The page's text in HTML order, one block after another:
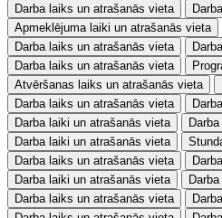
Darba laiks un atrašanās vieta
Apmeklējuma laiki un atrašanās vieta
Darba laiks un atrašanās vieta
Darba laiks un atrašanās vieta
Atvēršanas laiks un atrašanās vieta
Darba laiks un atrašanās vieta
Darba laiki un atrašanās vieta
Darba laiki un atrašanās vieta
Darba laiks un atrašanās vieta
Darba laiki un atrašanās vieta
Darba laiks un atrašanās vieta